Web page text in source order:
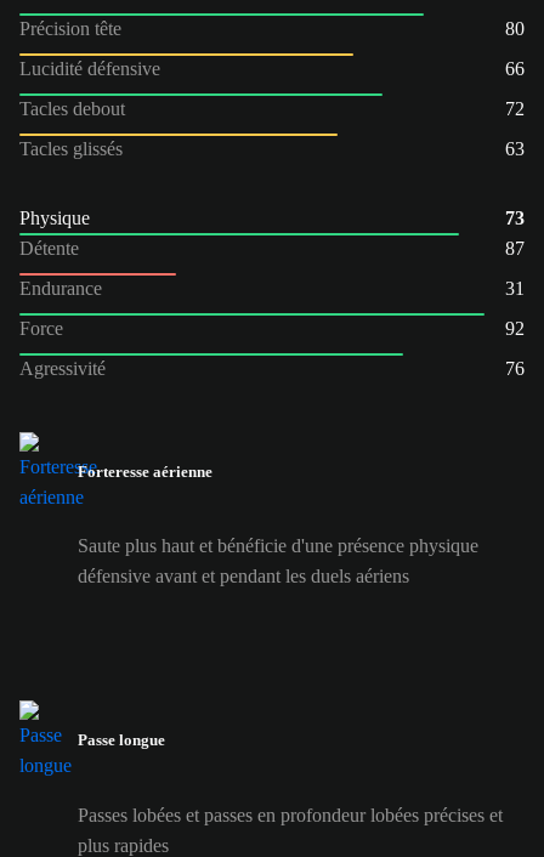
Précision tête
80
Lucidité défensive
66
Tacles debout
72
Tacles glissés
63
Physique
73
Détente
87
Endurance
31
Force
92
Agressivité
76
Forteresse aérienne
Saute plus haut et bénéficie d'une présence physique
défensive avant et pendant les duels aériens
Passe longue
Passes lobées et passes en profondeur lobées précises et
plus rapides